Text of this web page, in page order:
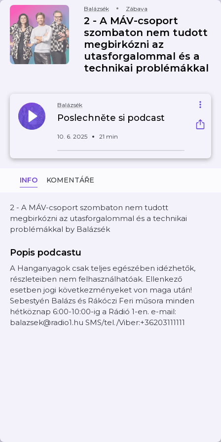
Balázsék Zábava
2 - A MÁV-csoport
szombaton nem tudott
megbirkózni az
utasforgalommal és a
technikai problémákkal
Balázsék
Poslechněte si podcast
10. 6. 2025 21 min
INFO KOMENTÁŘE
2 - A MÁV-csoport szombaton nem tudott
megbirkózni az utasforgalommal és a technikai
problémákkal by Balázsék
Popis podcastu
A Hanganyagok csak teljes egészében idézhetők,
részleteiben nem felhasználhatóak. Ellenkező
esetben jogi következményeket von maga után!
Sebestyén Balázs és Rákóczi Feri műsora minden
hétköznap 6:00-10:00-ig a Rádió 1-en. e-mail:
balazsek@radio1.hu SMS/tel./Viber:+36203111111